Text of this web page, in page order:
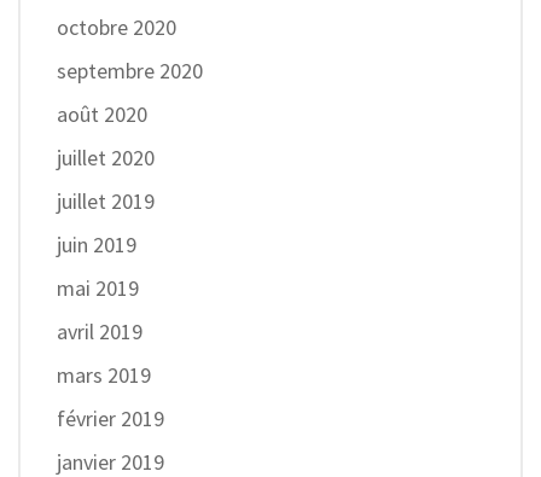
octobre 2020
septembre 2020
août 2020
juillet 2020
juillet 2019
juin 2019
mai 2019
avril 2019
mars 2019
février 2019
janvier 2019